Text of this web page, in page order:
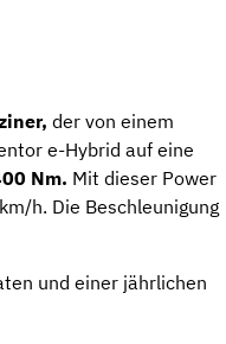
der von einem
e-Hybrid auf eine
Nm. Mit dieser Power
h. Die Beschleunigung
und einer jährlichen